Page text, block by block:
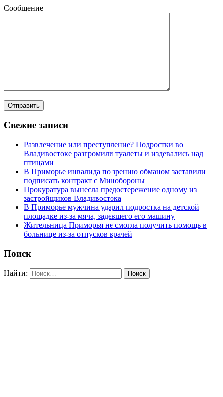
Сообщение
Свежие записи
Развлечение или преступление? Подростки во
Владивостоке разгромили туалеты и издевались над
птицами
В Приморье инвалида по зрению обманом заставили
подписать контракт с Минобороны
Прокуратура вынесла предостережение одному из
застройщиков Владивостока
В Приморье мужчина ударил подростка на детской
площадке из-за мяча, задевшего его машину
Жительница Приморья не смогла получить помощь в
больнице из-за отпусков врачей
Поиск
Найти: